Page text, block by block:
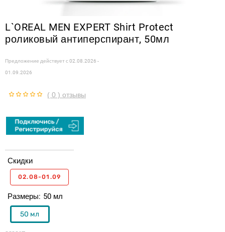
L`OREAL MEN EXPERT Shirt Protect
роликовый антиперспирант, 50мл
Предложение действует с02.08.2026 -
01.09.2026
( 0 ) отзывы
Размеры 50 мл
50 мл
Скидки
02.08-01.09